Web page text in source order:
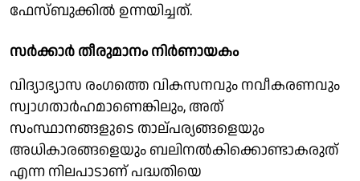
ഫേസ്ബുക്കില്‍ ഉന്നയിച്ചത്.
സര്‍ക്കാര്‍ തീരുമാനം നിര്‍ണായകം
വിദ്യാഭ്യാസ രംഗത്തെ വികസനവും നവീകരണവും
സ്വാഗതാര്‍ഹമാണെങ്കിലും, അത്
സംസ്ഥാനങ്ങളുടെ താല്പര്യങ്ങളെയും
അധികാരങ്ങളെയും ബലിനല്‍കിക്കൊണ്ടാകരുത്
എന്ന നിലപാടാണ് പദ്ധതിയെ